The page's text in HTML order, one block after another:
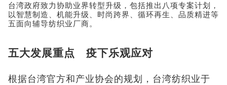
台湾政府致力协助业界转型升级，包括推出八项专案计划，
以智慧制造、机能升级、时尚跨界、循环再生、品质精进等
五面向辅导纺织业厂商。
五大发展重点 疫下乐观应对
根据台湾官方和产业协会的规划，台湾纺织业于